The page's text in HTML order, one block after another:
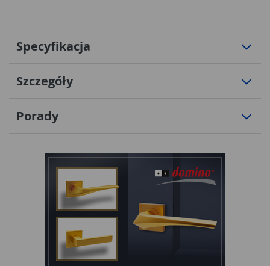
Specyfikacja
Szczegóły
Porady